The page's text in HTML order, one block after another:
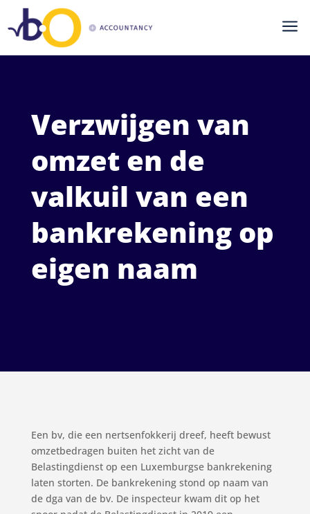
a
Verzwijgen van
omzet en de
valkuil van een
bankrekening op
eigen naam
Een bv, die een nertsenfokkerij dreef, heeft bewust
omzetbedragen buiten het zicht van de
Belastingdienst op een Luxemburgse bankrekening
laten storten. De bankrekening stond op naam van
de dga van de bv. De inspecteur kwam dit op het